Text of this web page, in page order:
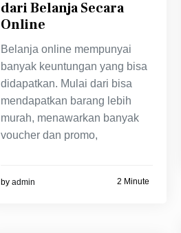
dari Belanja Secara
Online
Belanja online mempunyai
banyak keuntungan yang bisa
didapatkan. Mulai dari bisa
mendapatkan barang lebih
murah, menawarkan banyak
voucher dan promo,
by admin 2 Minute